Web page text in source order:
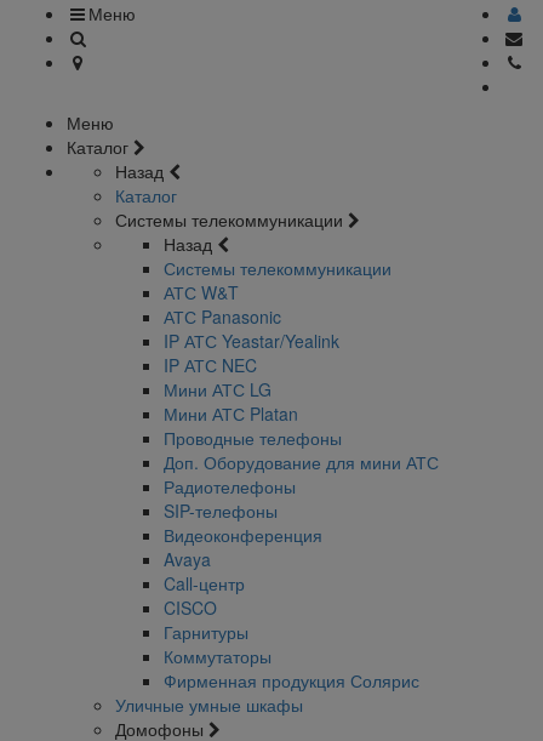
Меню
Меню
Каталог
Назад
Каталог
Системы телекоммуникации
Назад
Системы телекоммуникации
АТС W&T
АТС Panasonic
IP АТС Yeastar/Yealink
IP АТС NEC
Мини АТС LG
Мини АТС Platan
Проводные телефоны
Доп. Оборудование для мини АТС
Радиотелефоны
SIP-телефоны
Видеоконференция
Avaya
Call-центр
CISCO
Гарнитуры
Коммутаторы
Фирменная продукция Солярис
Уличные умные шкафы
Домофоны